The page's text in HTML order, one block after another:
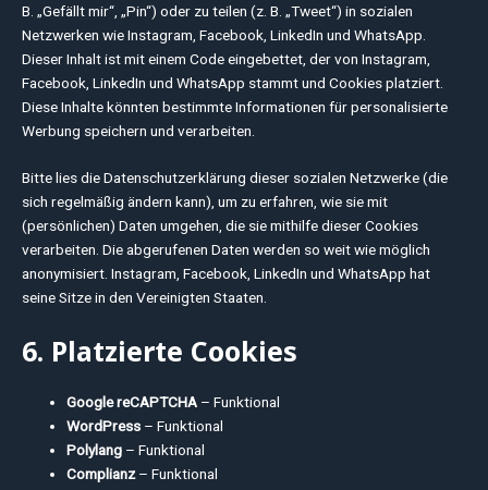
B. „Gefällt mir“, „Pin“) oder zu teilen (z. B. „Tweet“) in sozialen
Netzwerken wie Instagram, Facebook, LinkedIn und WhatsApp.
Dieser Inhalt ist mit einem Code eingebettet, der von Instagram,
Facebook, LinkedIn und WhatsApp stammt und Cookies platziert.
Diese Inhalte könnten bestimmte Informationen für personalisierte
Werbung speichern und verarbeiten.
Bitte lies die Datenschutzerklärung dieser sozialen Netzwerke (die
sich regelmäßig ändern kann), um zu erfahren, wie sie mit
(persönlichen) Daten umgehen, die sie mithilfe dieser Cookies
verarbeiten. Die abgerufenen Daten werden so weit wie möglich
anonymisiert. Instagram, Facebook, LinkedIn und WhatsApp hat
seine Sitze in den Vereinigten Staaten.
6. Platzierte Cookies
Google reCAPTCHA – Funktional
WordPress – Funktional
Polylang – Funktional
Complianz– Funktional